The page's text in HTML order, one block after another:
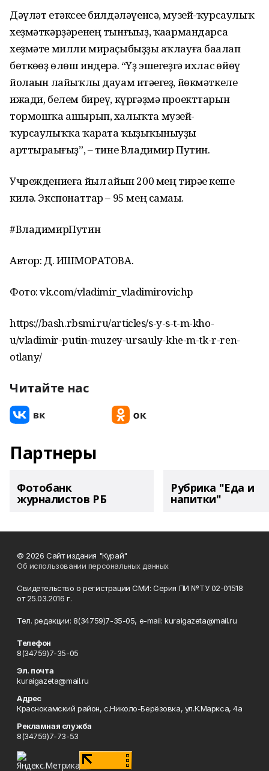
Дәүләт етәксеһе билдәләүенсә, музей-ҡурсаулыҡ
хеҙмәткәрҙәренең тынғыһыҙ, ҡаһармандарса
хеҙмәте милли мираҫыбыҙҙы һаҡлауға баһалап
бөткөһөҙ өлөш индерә. “Үҙ эшегеҙгә ихлас һөйөү
йолаһын лайыҡлы дауам итәһегеҙ, йөкмәткеле
ижади, белем биреү, күргәҙмә проекттарын
тормошҡа ашырып, халыҡта музей-
ҡурсаулыҡҡа ҡарата ҡыҙыҡһыныуҙы
арттыраһығыҙ”, – тине Владимир Путин.
Учреждениеға йыл һайын 200 мең тирәһе кеше
килә. Экспонаттар – 95 мең самаһы.
#ВладимирПутин
Автор: Д. ИШМОРАТОВА.
Фото: vk.com/vladimir_vladimirovichp
https://bash.rbsmi.ru/articles/s-y-s-t-m-kho-
u/vladimir-putin-muzey-ursauly-khe-m-tk-r-ren-
otlany/
Читайте нас
Партнеры
Фотобанк
журналистов РБ
Рубрика "Еда и
напитки"
© 2026 Сайт издания "Курай"
Об использовании персональных данных
Свидетельство о регистрации СМИ: Серия ПИ №ТУ 02-01518
от 25.03.2016 г.
Тел. редакции: 8(34759)7-35-05, e-mail: kuraigazeta@mail.ru
Телефон
8(34759)7-35-05
Эл. почта
kuraigazeta@mail.ru
Адрес
Краснокамский район, с.Николо-Берёзовка, ул.К.Маркса, 4а
Рекламная служба
8(34759)7-73-53